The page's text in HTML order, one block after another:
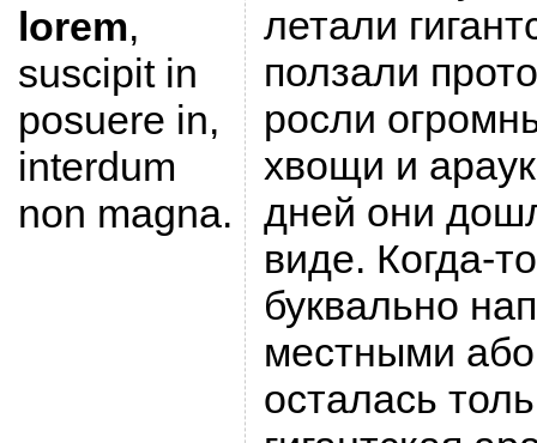
lorem,
suscipit in
posuere in,
interdum
non magna.
летали
ползали
росли
хвощи и
дней они
виде. Когда-
буквально
местными
осталась